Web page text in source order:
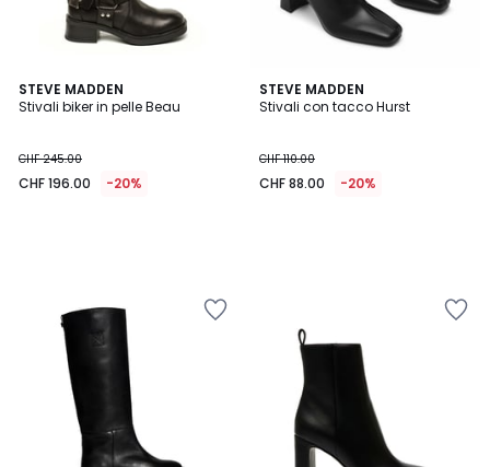
STEVE MADDEN
Stivali biker in pelle Beau
196.00
invece
riduzione
applicata.
CHF 245.00
CHF 196.00 -20%
STEVE MADDEN
Stivali con tacco Hurst
CHF 110.00
CHF 88.00 -20%